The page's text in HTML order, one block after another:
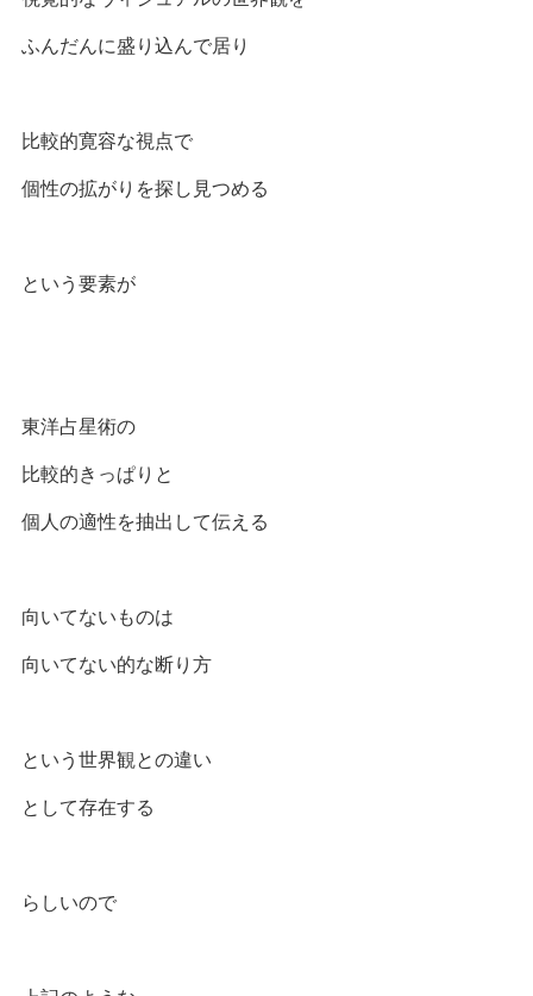
ふんだんに盛り込んで居り
比較的寛容な視点で
個性の拡がりを探し見つめる
という要素が
東洋占星術の
比較的きっぱりと
個人の適性を抽出して伝える
向いてないものは
向いてない的な断り方
という世界観との違い
として存在する
らしいので